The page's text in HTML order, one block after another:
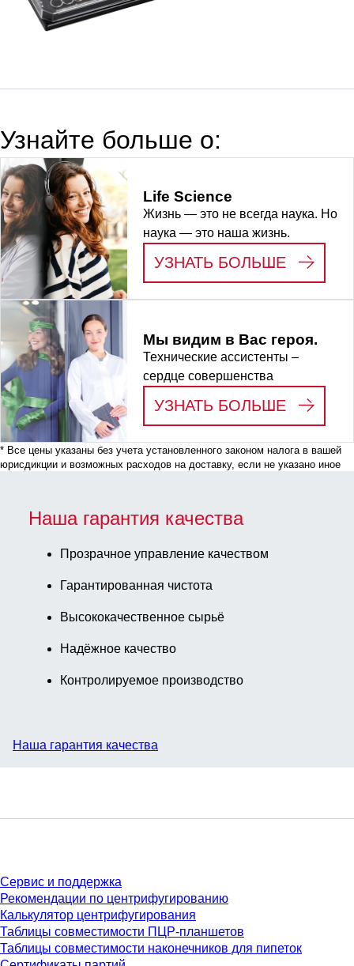
не содержат
эндотоксинов,
нецитотоксичные,
1 шт./Блистер
Узнайте больше о:
Life Science
Жизнь — это не всегда наука. Но
наука — это наша жизнь.
УЗНАТЬ БОЛЬШЕ LIFE
Мы видим в Вас героя.
Технические ассистенты –
сердце совершенства
УЗНАТЬ БОЛЬШЕ МЫ
* Все цены указаны без учета установленного законом налога в вашей
юрисдикции и возможных расходов на доставку, если не указано иное
Наша гарантия качества
Прозрачное управление качеством
Гарантированная чистота
Высококачественное сырьё
Надёжное качество
Контролируемое производство
Наша гарантия качества
Сервис и поддержка
Рекомендации по центрифугированию
Калькулятор центрифугирования
Таблицы совместимости ПЦР-планшетов
Таблицы совместимости наконечников для пипеток